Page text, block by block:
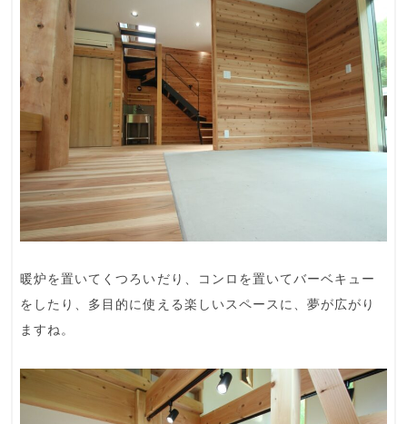
暖炉を置いてくつろいだり、コンロを置いてバーベキュー
をしたり、多目的に使える楽しいスペースに、夢が広がり
ますね。